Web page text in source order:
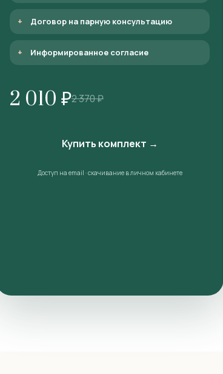
Договор на парную консультацию
Информированное согласие
2 010 ₽2 370 ₽
Купить комплект →
Доступ на email · скачивание в личном кабинете